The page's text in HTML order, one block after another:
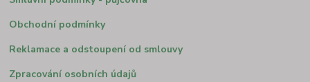
Obchodní podmínky
Reklamace a odstoupení od smlouvy
Zpracování osobních údajů